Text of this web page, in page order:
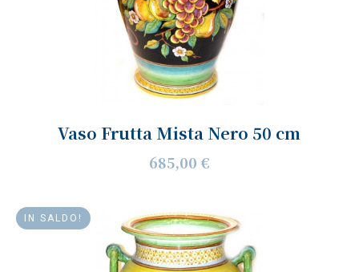
Vaso Frutta Mista Nero 50 cm
685,00 €
IN SALDO!